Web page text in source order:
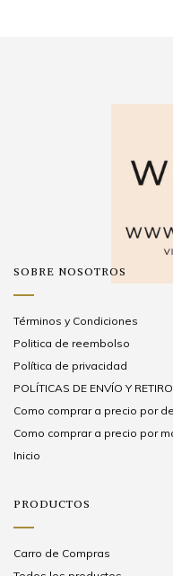
SOBRE NOSOTROS
Términos y Condiciones
Politica de reembolso
Política de privacidad
POLÍTICAS DE ENVÍO Y RETIRO
Como comprar a precio por
Como comprar a precio por
Inicio
PRODUCTOS
Carro de Compras